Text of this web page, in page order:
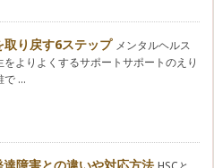
取り戻す6ステップ メンタルヘルス
をよりよくするサポートサポートのえり
で ...
達障害との違いや対応方法